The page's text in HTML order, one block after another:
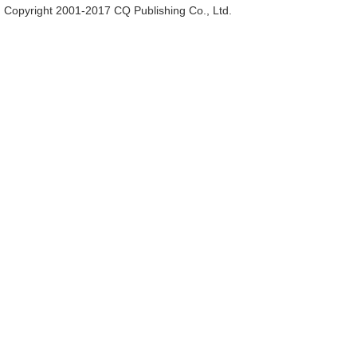
Copyright 2001-2017 CQ Publishing Co., Ltd.